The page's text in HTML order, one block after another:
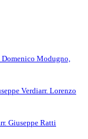
Domenico Modugno,
Verdiarr. Lorenzo
Giuseppe Ratti